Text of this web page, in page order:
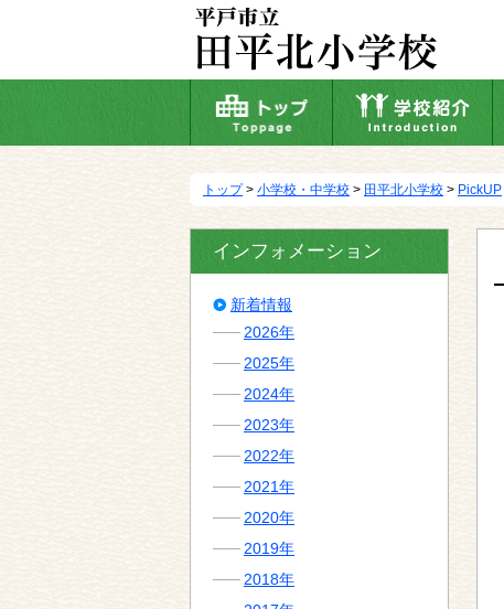
動
トップ> 小学校・中学校 > 田平北小学校 > PickUP
インフォメーション
新着情報
2026年
2025年
2024年
2023年
2022年
2021年
2020年
2019年
2018年